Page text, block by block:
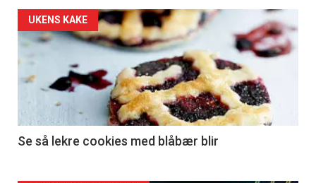
UKENS KAKE
Se så lekre cookies med blåbær blir